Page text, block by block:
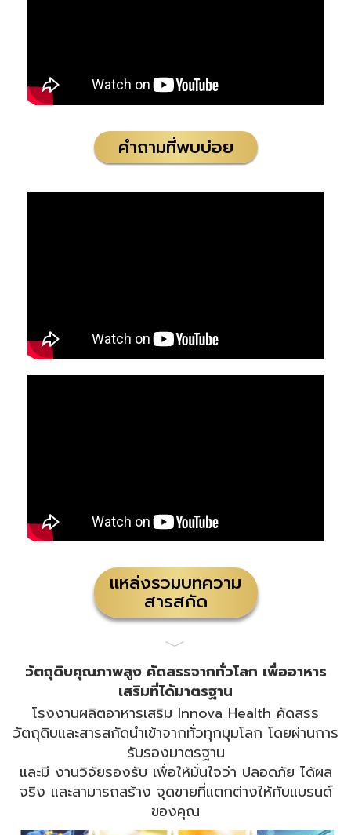
คำถามที่พบบ่อย
แหล่งรวมบทความ
สารสกัด
﹀
วัตถุดิบคุณภาพสูง คัดสรรจากทั่วโลก เพื่ออาหาร
เสริมที่ได้มาตรฐาน
โรงงานผลิตอาหารเสริม Innova Health คัดสรร
วัตถุดิบและสารสกัดนำเข้าจากทั่วทุกมุมโลก โดยผ่านการ
รับรองมาตรฐาน
และมี งานวิจัยรองรับ เพื่อให้มั่นใจว่า ปลอดภัย ได้ผล
จริง และสามารถสร้าง จุดขายที่แตกต่างให้กับแบรนด์
ของคุณ